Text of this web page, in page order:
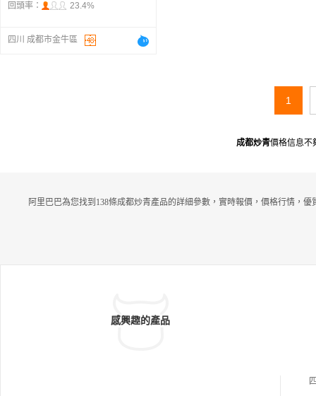
回頭率：
23.4%
四川 成都市金牛區
1
成都炒青價格信息不
阿里巴巴為您找到138條成都炒青產品的詳細參數，實時報價，價格行情，優
感興趣的產品